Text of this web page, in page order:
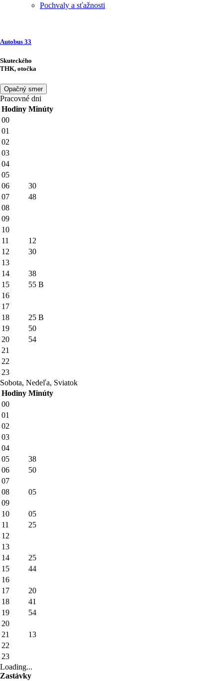
Pochvaly a sťažnosti
Autobus 33
Skuteckého
THK, otočka
Opačný smer
Pracovné dni
Hodiny Minúty
00
01
02
03
04
05
06
30
07
48
08
09
10
11
12
12
30
13
14
38
15
55 B
16
17
18
25 B
19
50
20
54
21
22
23
Sobota, Nedeľa, Sviatok
Hodiny Minúty
00
01
02
03
04
05
38
06
50
07
08
05
09
10
05
11
25
12
13
14
25
15
44
16
17
20
18
41
19
54
20
21
13
22
23
Loading...
Zastávky